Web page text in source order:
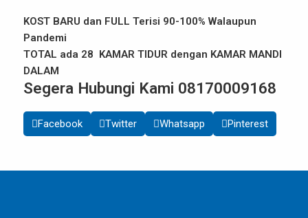
KOST BARU dan FULL Terisi 90-100% Walaupun
Pandemi
TOTAL ada 28 KAMAR TIDUR dengan KAMAR MANDI
DALAM
Segera Hubungi Kami 08170009168
Facebook Twitter Whatsapp Pinterest